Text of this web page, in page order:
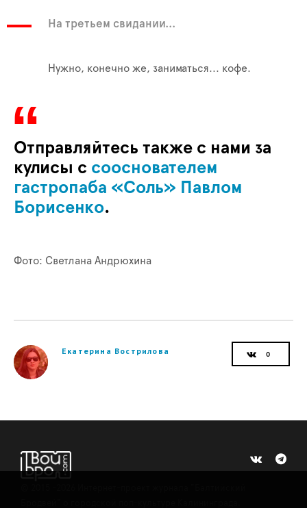
На третьем свидании...
Нужно, конечно же, заниматься... кофе.
Отправляйтесь также с нами за
кулисы с сооснователем
гастропаба «Соль» Павлом
Борисенко.
Фото: Светлана Андрюхина
Екатерина Вострилова